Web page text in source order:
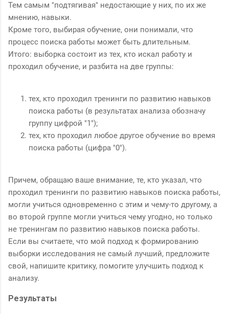
Тем самым "подтягивая" недостающие у них, по их же
мнению, навыки.
Кроме того, выбирая обучение, они понимали, что
процесс поиска работы может быть длительным.
Итого: выборка состоит из тех, кто искал работу и
проходил обучение, и разбита на две группы:
тех, кто проходил тренинги по развитию навыков
поиска работы (в результатах анализа обозначу
группу цифрой "1");
тех, кто проходил любое другое обучение во время
поиска работы (цифра "0").
Причем, обращаю ваше внимание, те, кто указал, что
проходил тренинги по развитию навыков поиска работы,
могли учиться одновременно с этим и чему-то другому, а
во второй группе могли учиться чему угодно, но только
не тренингам по развитию навыков поиска работы.
Если вы считаете, что мой подход к формированию
выборки исследования не самый лучший, предложите
свой, напишите критику, помогите улучшить подход к
анализу.
Результаты